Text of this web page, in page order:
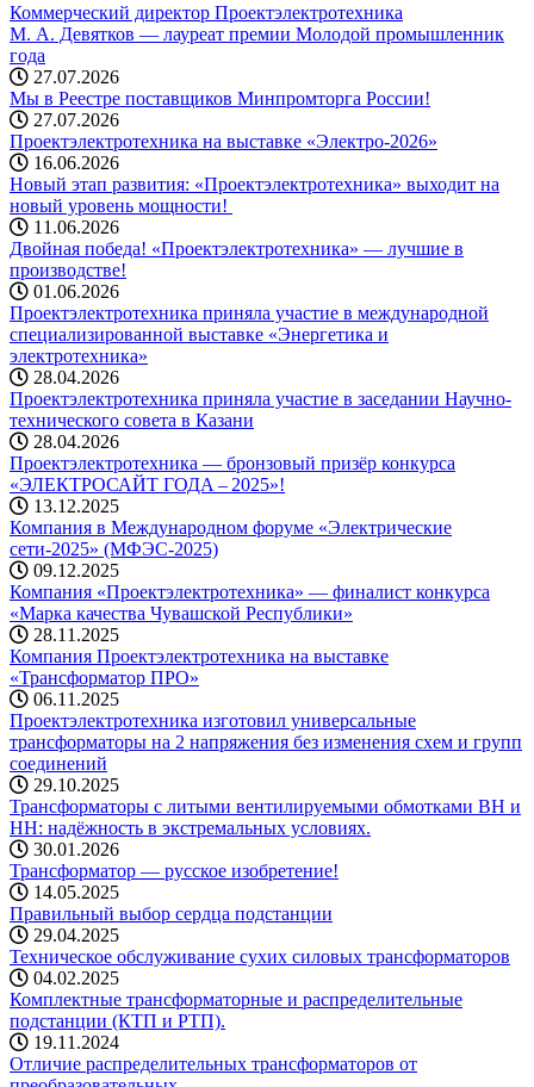
Коммерческий директор Проектэлектротехника
М. А. Девятков — лауреат премии Молодой промышленник
года
27.07.2026
Мы в Реестре поставщиков Минпромторга России!
27.07.2026
Проектэлектротехника на выставке «Электро-2026»
16.06.2026
Новый этап развития: «Проектэлектротехника» выходит на
новый уровень мощности! ️
11.06.2026
Двойная победа! «Проектэлектротехника» — лучшие в
производстве!
01.06.2026
Проектэлектротехника приняла участие в международной
специализированной выставке «Энергетика и
электротехника»
28.04.2026
Проектэлектротехника приняла участие в заседании Научно-
технического совета в Казани
28.04.2026
Проектэлектротехника — бронзовый призёр конкурса
«ЭЛЕКТРОСАЙТ ГОДА – 2025»!
13.12.2025
Компания в Международном форуме «Электрические
сети-2025» (МФЭС-2025)
09.12.2025
Компания «Проектэлектротехника» — финалист конкурса
«Марка качества Чувашской Республики»
28.11.2025
Компания Проектэлектротехника на выставке
«Трансформатор ПРО»
06.11.2025
Проектэлектротехника изготовил универсальные
трансформаторы на 2 напряжения без изменения схем и групп
соединений
29.10.2025
Трансформаторы с литыми вентилируемыми обмотками ВН и
НН: надёжность в экстремальных условиях.
30.01.2026
Трансформатор — русское изобретение!
14.05.2025
Правильный выбор сердца подстанции
29.04.2025
Техническое обслуживание сухих силовых трансформаторов
04.02.2025
Комплектные трансформаторные и распределительные
подстанции (КТП и РТП).
19.11.2024
Отличие распределительных трансформаторов от